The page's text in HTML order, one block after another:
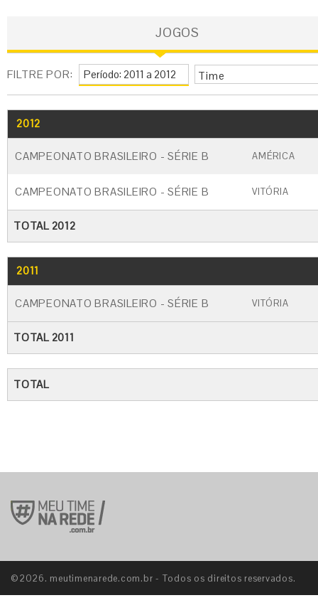
JOGOS
FILTRE POR: Time
2012
CAMPEONATO BRASILEIRO - SÉRIE B AMÉRICA
CAMPEONATO BRASILEIRO - SÉRIE B VITÓRIA
TOTAL 2012
2011
CAMPEONATO BRASILEIRO - SÉRIE B VITÓRIA
TOTAL 2011
TOTAL
©2026. meutimenarede.com.br - Todos os direitos reservados.